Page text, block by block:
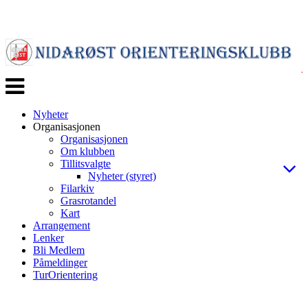
Veksle
navigasjon
Nyheter
Organisasjonen
Organisasjonen
Om klubben
Tillitsvalgte
Nyheter (styret)
Filarkiv
Grasrotandel
Kart
Arrangement
Lenker
Bli Medlem
Påmeldinger
TurOrientering